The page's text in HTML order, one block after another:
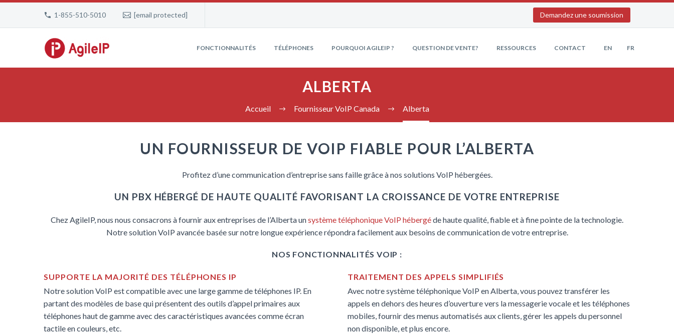
1-855-510-5010 [email protected] Demandez une soumission
FONCTIONNALITÉS TÉLÉPHONES POURQUOI AGILEIP ? QUESTION DE VENTE? RESSOURCES CONTACT EN FR
ALBERTA
Accueil Fournisseur VoIP Canada Alberta
UN FOURNISSEUR DE VOIP FIABLE POUR L’ALBERTA
Profitez d’une communication d’entreprise sans faille grâce à nos solutions VoIP hébergées.
UN PBX HÉBERGÉ DE HAUTE QUALITÉ FAVORISANT LA CROISSANCE DE VOTRE ENTREPRISE
Chez AgileIP, nous nous consacrons à fournir aux entreprises de l’Alberta unsystème téléphonique VoIP hébergéde haute qualité, fiable et à fine pointe de la technologie.
Notre solution VoIP avancée basée sur notre longue expérience répondra facilement aux besoins de communication de votre entreprise.
NOS FONCTIONNALITÉS VOIP :
SUPPORTE LA MAJORITÉ DES TÉLÉPHONES IP
Notre solution VoIP est compatible avec une large gamme de téléphones IP. En
partant des modèles de base qui présentent des outils d’appel primaires aux
téléphones haut de gamme avec des caractéristiques avancées comme écran
tactile en couleurs, etc.
TRAITEMENT DES APPELS SIMPLIFIÉS
Avec notre système téléphonique VoIP en Alberta, vous pouvez transférer les
appels en dehors des heures d’ouverture vers la messagerie vocale et les téléphones
mobiles, fournir des menus automatisés aux clients, gérer les appels du personnel
non disponible, et plus encore.